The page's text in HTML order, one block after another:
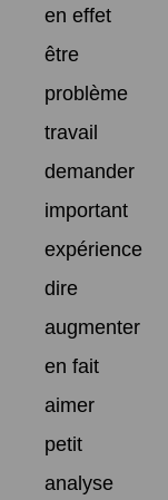
en effet
être
problème
travail
demander
important
expérience
dire
augmenter
en fait
aimer
petit
analyse